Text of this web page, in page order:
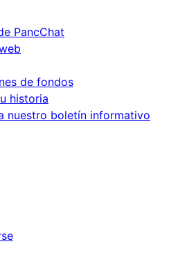
PancChat
de fondos
historia
nuestro boletín informativo